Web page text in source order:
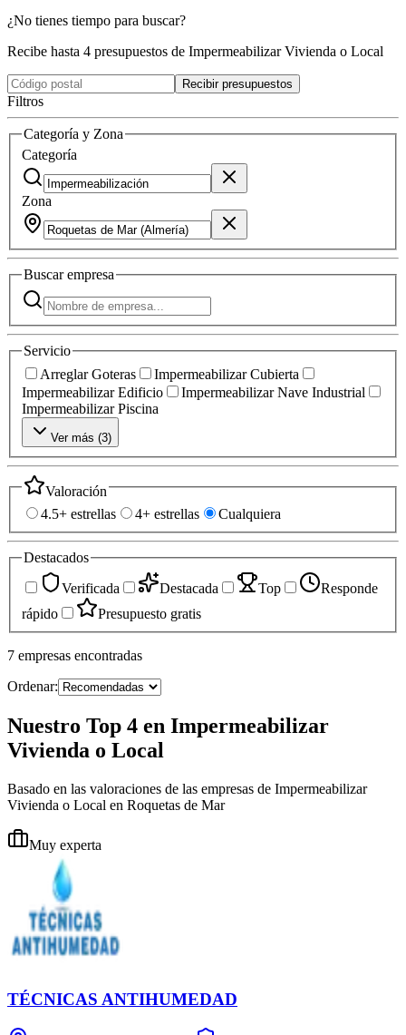
¿No tienes tiempo para buscar?
Recibe hasta 4 presupuestos de Impermeabilizar Vivienda o Local
Recibir presupuestos
Filtros
Categoría y Zona
Categoría
Zona
Buscarempresa
Servicio
Arreglar Goteras
Impermeabilizar Cubierta
Impermeabilizar Edificio
Impermeabilizar Nave Industrial
Impermeabilizar Piscina
Ver más (3)
Valoración
4.5+ estrellas
4+ estrellas Cualquiera
Destacados
Verificada
Destacada Top
Responde
rápido
Presupuesto gratis
7 empresas encontradas
Ordenar:
Nuestro Top 4 en Impermeabilizar
Vivienda o Local
Basado en las valoraciones de las empresas de Impermeabilizar
Vivienda o Local en Roquetas de Mar
Muy experta
TÉCNICAS ANTIHUMEDAD